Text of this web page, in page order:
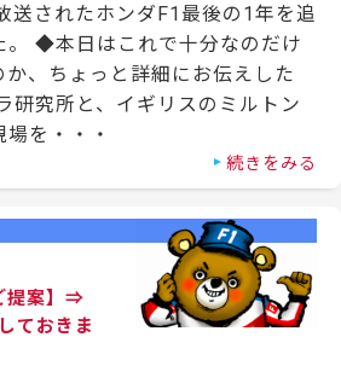
されたホンダF1最後の1年を追
。 ◆本日はこれで十分なのだけ
、ちょっと詳細にお伝えした
研究所と、イギリスのミルトン
を・・・
続きをみる
提案】⇒
ておきま